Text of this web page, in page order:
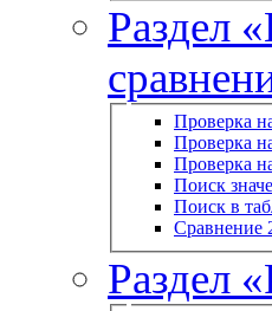
Раздел
Проверка
Проверка
Проверка
Поиск
Поиск в
Сравнение
Раздел